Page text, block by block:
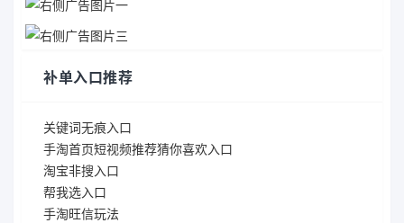
补单入口推荐
关键词无痕入口
手淘首页短视频推荐猜你喜欢入口
淘宝非搜入口
帮我选入口
手淘旺信玩法